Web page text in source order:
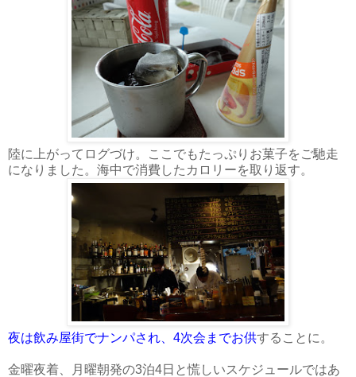
陸に上がってログづけ。ここでもたっぷりお菓子をご馳走
になりました。海中で消費したカロリーを取り返す。
夜は飲み屋街でナンパされ、4次会までお供することに。
金曜夜着、月曜朝発の3泊4日と慌しいスケジュールではあ